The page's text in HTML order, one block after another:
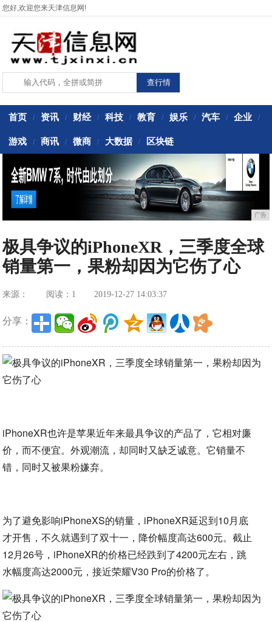
您好,欢迎您来天津信息网!
首页 / 资讯 / 财经 / 科技 / 教育 / 娱乐 / 汽车 / 企业 /
游戏 / 商讯 / 微商 / 大数据 / 区块链
广告
极具争议的iPhoneXR，三季度全球
销量第一，果粉却因为它伤了心
来源： 阅读：1 2019-12-27 14:03:37
分享：
iPhoneXR也许是苹果近年来最具争议的产品了，它相对廉
价，而不便宜。外观潮流，却同时又缺乏诚意。它销量不
错，同时又被果粉嫌弃。
为了避免影响iPhoneXS的销量，iPhoneXR延迟到10月底
才开售，不久就遇到了双十一，降价幅度高达600元。截止
12月26号，iPhoneXR的价格已经跌到了4200元左右，跳
水幅度高达2000元，接近荣耀V30 Pro的价格了。